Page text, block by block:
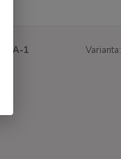
162A-1 Varianta: